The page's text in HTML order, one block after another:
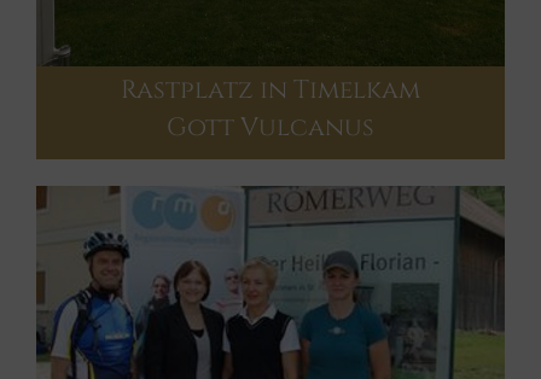
Rastplatz in Timelkam
Gott Vulcanus